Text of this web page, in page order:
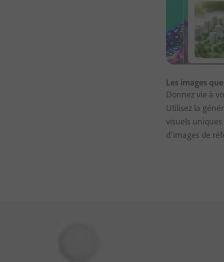
Les images
Donnez vie à
Utilisez la
visuels
d’images de